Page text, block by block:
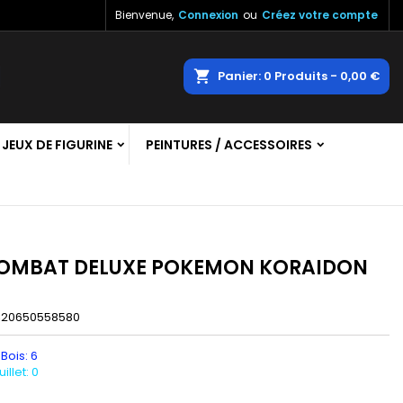
Bienvenue, Connexion ou Créez votre compte
Panier 0 Produits - 0,00 €
JEUX DE FIGURINE PEINTURES / ACCESSOIRES
DELUXE POKEMON KORAIDON
6
0